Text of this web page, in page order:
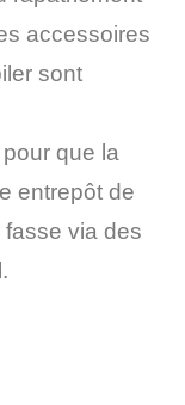
accessoires
sont
que la
entrepôt de
via des